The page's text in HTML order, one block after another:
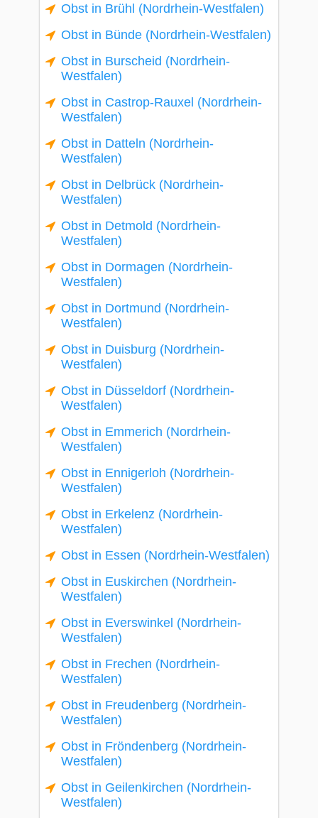
Obst in Brühl (Nordrhein-Westfalen)
Obst in Bünde (Nordrhein-Westfalen)
Obst in Burscheid (Nordrhein-
Westfalen)
Obst in Castrop-Rauxel (Nordrhein-
Westfalen)
Obst in Datteln (Nordrhein-
Westfalen)
Obst in Delbrück (Nordrhein-
Westfalen)
Obst in Detmold (Nordrhein-
Westfalen)
Obst in Dormagen (Nordrhein-
Westfalen)
Obst in Dortmund (Nordrhein-
Westfalen)
Obst in Duisburg (Nordrhein-
Westfalen)
Obst in Düsseldorf (Nordrhein-
Westfalen)
Obst in Emmerich (Nordrhein-
Westfalen)
Obst in Ennigerloh (Nordrhein-
Westfalen)
Obst in Erkelenz (Nordrhein-
Westfalen)
Obst in Essen (Nordrhein-Westfalen)
Obst in Euskirchen (Nordrhein-
Westfalen)
Obst in Everswinkel (Nordrhein-
Westfalen)
Obst in Frechen (Nordrhein-
Westfalen)
Obst in Freudenberg (Nordrhein-
Westfalen)
Obst in Fröndenberg (Nordrhein-
Westfalen)
Obst in Geilenkirchen (Nordrhein-
Westfalen)